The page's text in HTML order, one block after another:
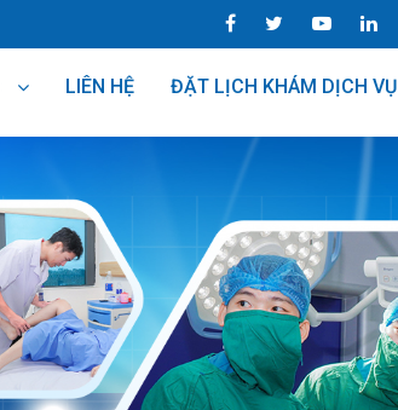
LIÊN HỆ ĐẶT LỊCH KHÁM DỊCH VỤ